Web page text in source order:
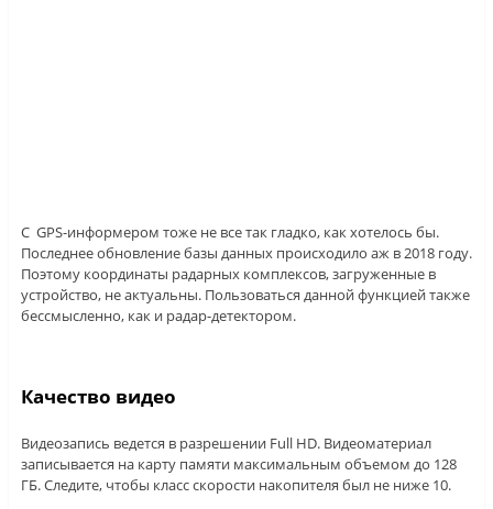
С GPS-информером тоже не все так гладко, как хотелось бы.
Последнее обновление базы данных происходило аж в 2018 году.
Поэтому координаты радарных комплексов, загруженные в
устройство, не актуальны. Пользоваться данной функцией также
бессмысленно, как и радар-детектором.
Качество видео
Видеозапись ведется в разрешении Full HD. Видеоматериал
записывается на карту памяти максимальным объемом до 128
ГБ. Следите, чтобы класс скорости накопителя был не ниже 10.